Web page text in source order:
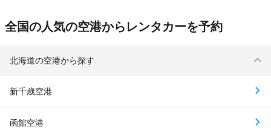
全国の人気の空港からレンタカーを予約
北海道の空港から探す
新千歳空港
函館空港